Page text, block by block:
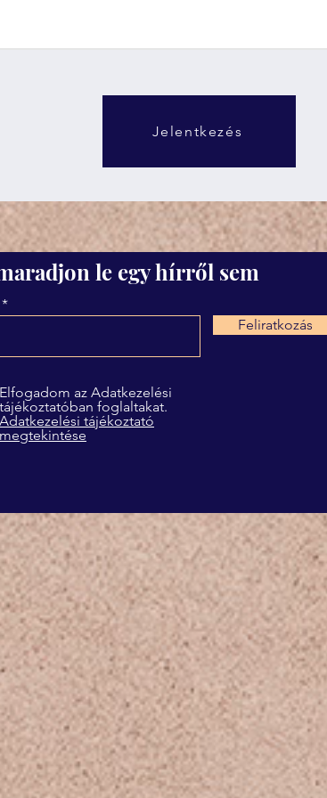
Jelentkezés
le egy hírről sem
Feliratkozás
Elfogadom az Adatkezelési
tájékoztatóban foglaltakat.
Adatkezelési tájékoztató
megtekintése